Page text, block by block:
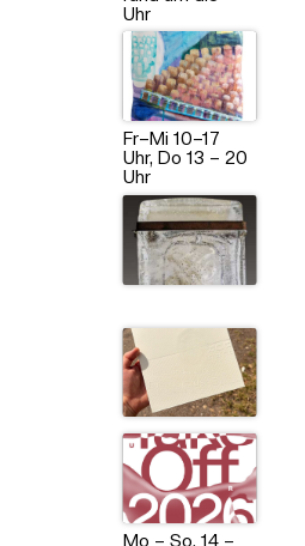
Uhr
Fr–Mi 10–17
Uhr, Do 13 – 20
Uhr